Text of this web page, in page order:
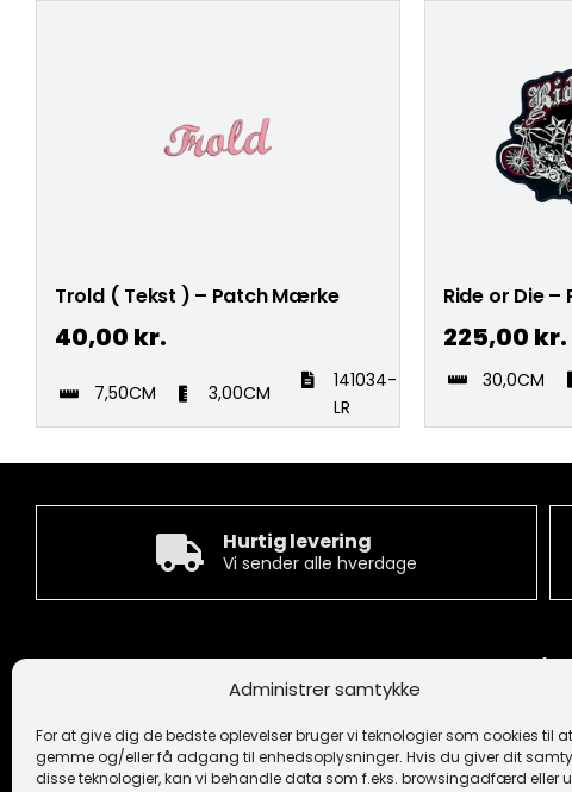
Administrer samtykke
For at give dig de bedste oplevelser bruger vi teknologier som cookies til at
gemme og/eller få adgang til enhedsoplysninger. Hvis du giver dit
disse teknologier, kan vi behandle data som f.eks. browsingadfærd eller
Trold ( Tekst ) – Patch Mærke
40,00 kr.
7,50CM 3,00CM
141034-
LR
Ride or Die
225,00 kr.
30,0CM
Hurtig levering
Vi sender alle hverdage
Kontakt
Løhdesvej 6
7442 Engesvang
Cookiepolitik